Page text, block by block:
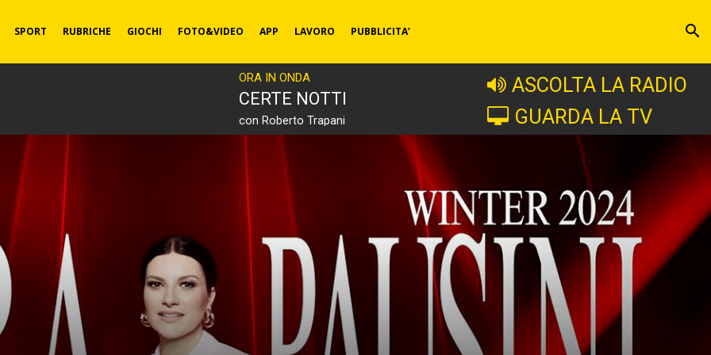
SPORT RUBRICHE GIOCHI FOTO&VIDEO APP LAVORO PUBBLICITA’
ORA IN ONDA
CERTE NOTTI
con Roberto Trapani
ASCOLTA LA RADIO
GUARDA LA TV